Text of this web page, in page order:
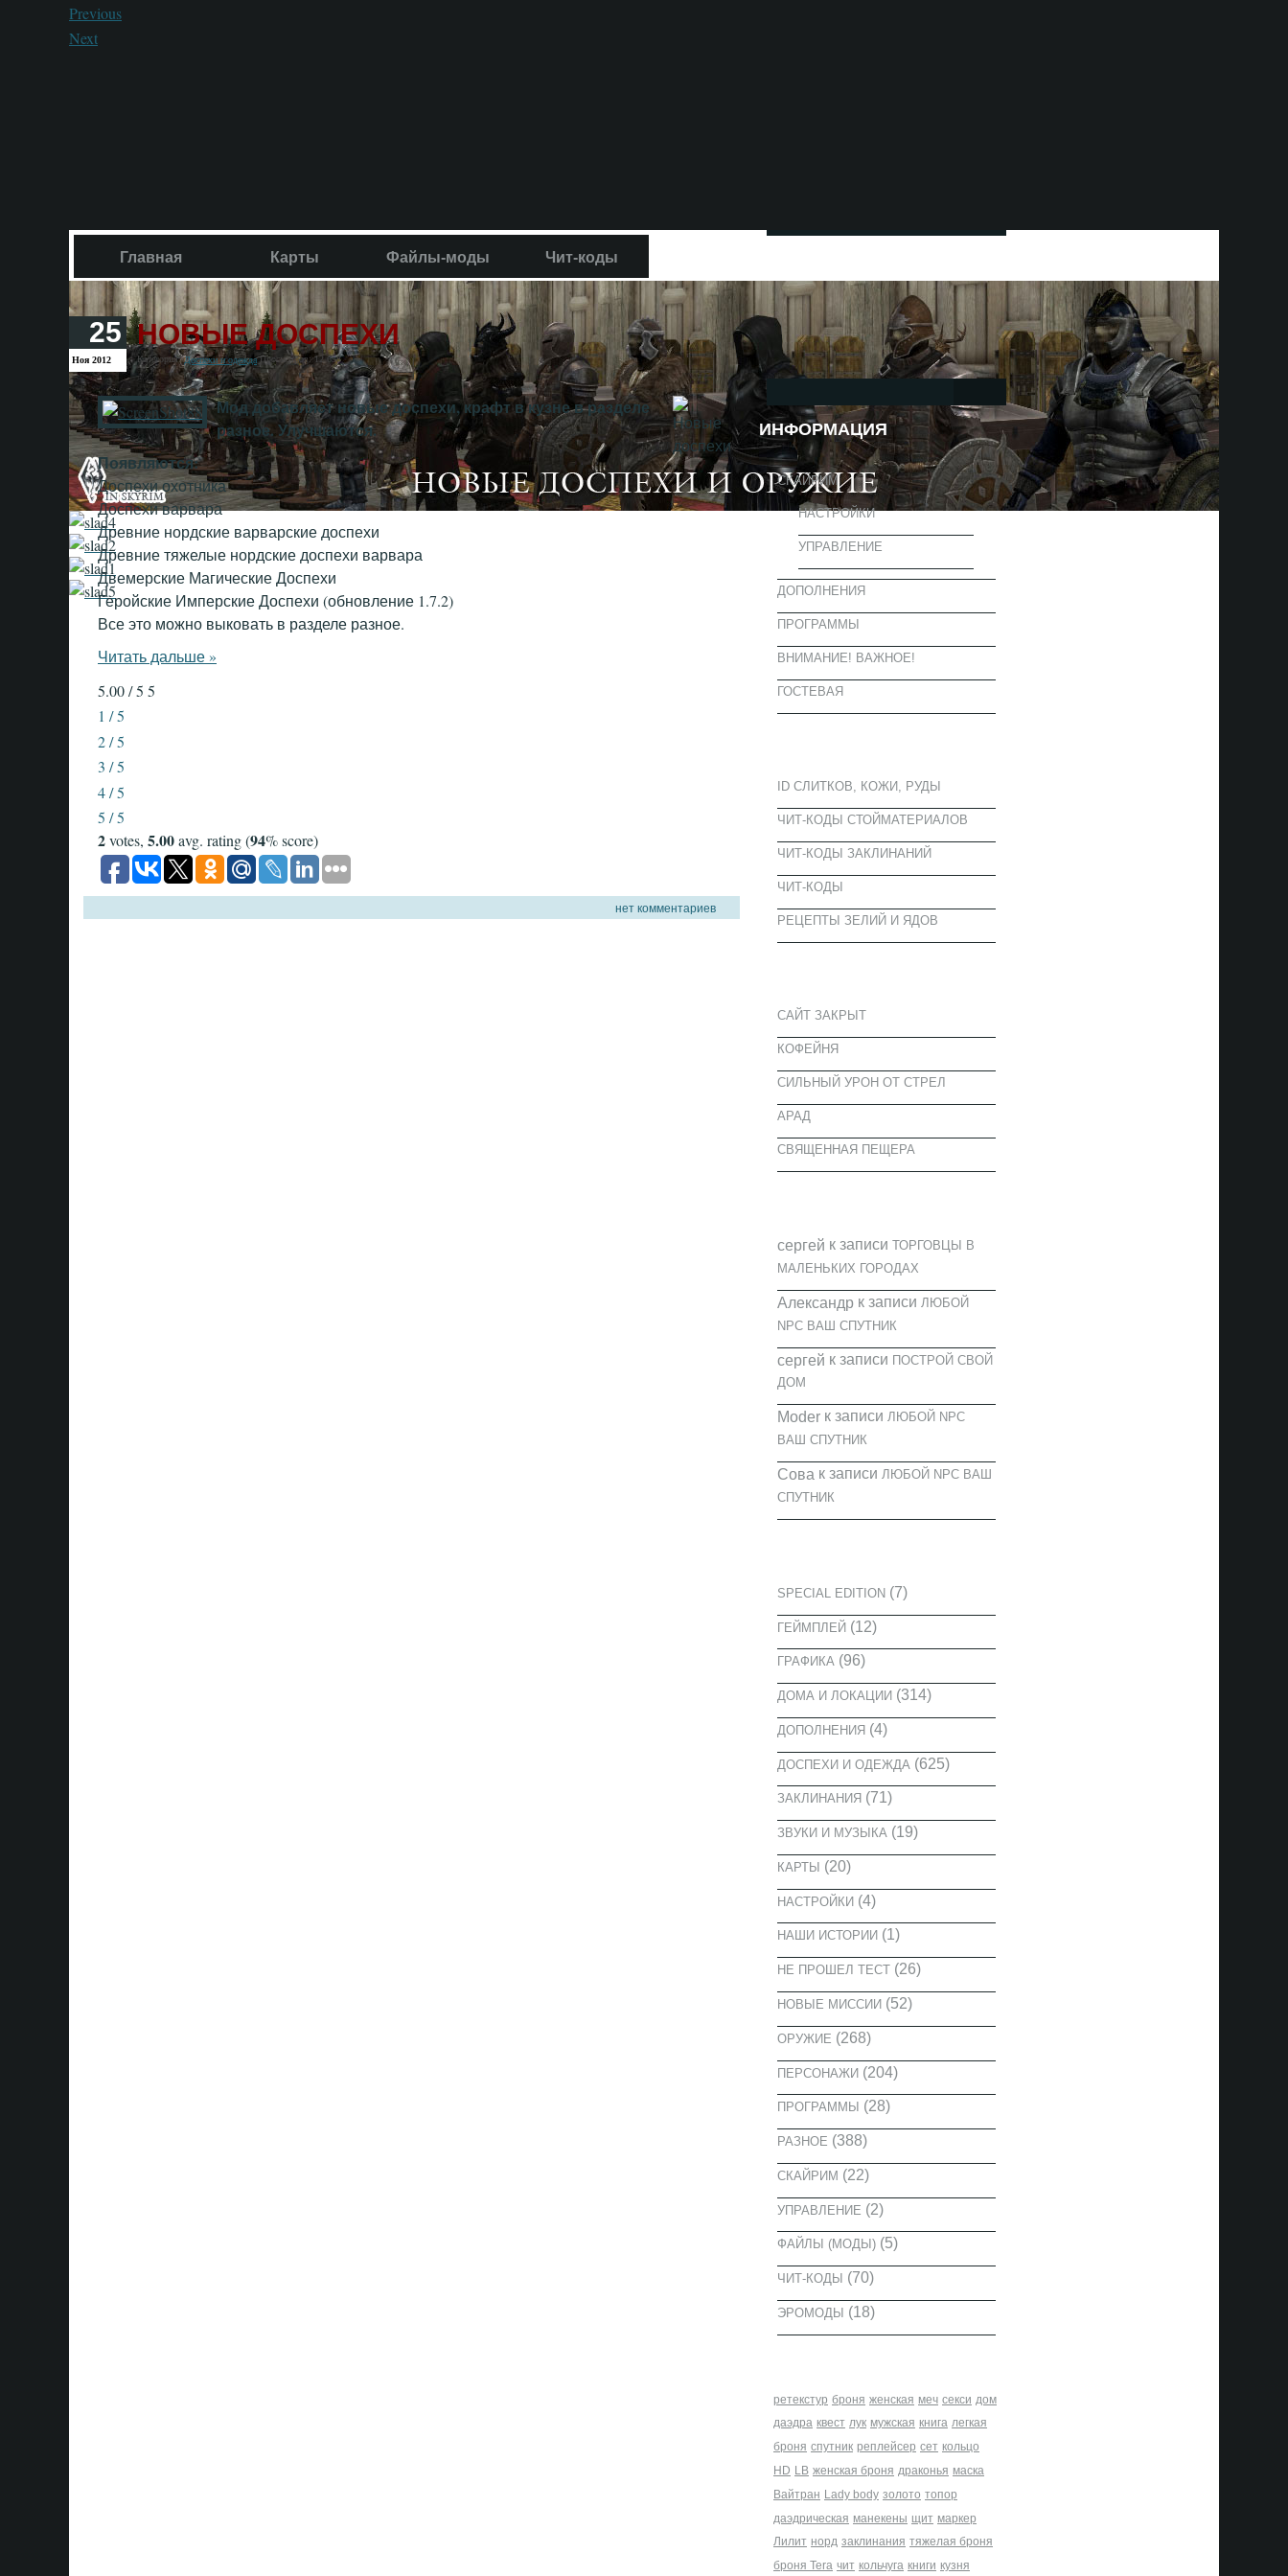
Previous
Next
Главная Карты Файлы-моды Чит-коды
Мод добавляет новые доспехи, крафт в кузне в разделе
разное. Улучшаются.
Появляются:
Доспехи охотника
Доспехи варвара
Древние нордские варварские доспехи
Древние тяжелые нордские доспехи варвара
Двемерские Магические Доспехи
Геройские Имперские Доспехи (обновление 1.7.2)
Все это можно выковать в разделе разное.
Читать дальше »
5.00 / 5 5
1 / 5
2 / 5
3 / 5
4 / 5
5 / 5
2votes, 5.00avg. rating (94% score)
нет комментариев
25
Ноя 2012
НОВЫЕ ДОСПЕХИ
Категория:Доспехи и одеждаПросмотров: 12 658
ИНФОРМАЦИЯ
СКАЙРИМ
НАСТРОЙКИ
УПРАВЛЕНИЕ
ДОПОЛНЕНИЯ
ПРОГРАММЫ
ВНИМАНИЕ! ВАЖНОЕ!
ГОСТЕВАЯ
ID СЛИТКОВ, КОЖИ, РУДЫ
ЧИТ-КОДЫ СТОЙМАТЕРИАЛОВ
ЧИТ-КОДЫ ЗАКЛИНАНИЙ
ЧИТ-КОДЫ
РЕЦЕПТЫ ЗЕЛИЙ И ЯДОВ
САЙТ ЗАКРЫТ
КОФЕЙНЯ
CИЛЬНЫЙ УРОН ОТ СТРЕЛ
АРАД
СВЯЩЕННАЯ ПЕЩЕРА
cергей к записи ТОРГОВЦЫ В
МАЛЕНЬКИХ ГОРОДАХ
Александрк записи ЛЮБОЙ
NPC ВАШ СПУТНИК
cергей к записи ПОСТРОЙ СВОЙ
ДОМ
Moderк записи ЛЮБОЙ NPC
ВАШ СПУТНИК
Сова к записи ЛЮБОЙ NPC ВАШ
СПУТНИК
SPECIAL EDITION(7)
ГЕЙМПЛЕЙ(12)
ГРАФИКА (96)
ДОМА И ЛОКАЦИИ(314)
ДОПОЛНЕНИЯ(4)
ДОСПЕХИ И ОДЕЖДА (625)
ЗАКЛИНАНИЯ(71)
ЗВУКИ И МУЗЫКА (19)
КАРТЫ (20)
НАСТРОЙКИ(4)
НАШИ ИСТОРИИ(1)
НЕ ПРОШЕЛ ТЕСТ(26)
НОВЫЕ МИССИИ(52)
ОРУЖИЕ (268)
ПЕРСОНАЖИ(204)
ПРОГРАММЫ (28)
РАЗНОЕ (388)
СКАЙРИМ (22)
УПРАВЛЕНИЕ (2)
ФАЙЛЫ (МОДЫ)(5)
ЧИТ-КОДЫ (70)
ЭРОМОДЫ (18)
ретекстур броня женская меч секси дом
даэдра квест лук мужская книга легкая
броня спутник реплейсер сет кольцо
HD LB женская броня драконья маска
Вайтран Lady body золото топор
даэдрическая манекены щит маркер
Лилит норд заклинания тяжелая броня
броня Tera чит кольчуга книги кузня